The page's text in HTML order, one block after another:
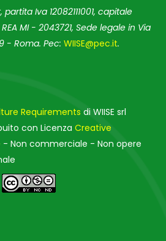
Iva 12082111001, capitale
MI - 2043721, Sede legale in Via
- Roma. Pec: WIISE@pec.it.
Requirements di WIISE srl
con Licenza Creative
- Non commerciale - Non opere